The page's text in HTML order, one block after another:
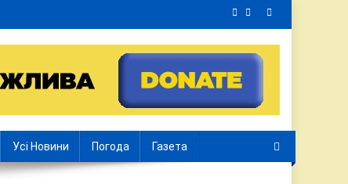
Усі Новини Погода Газета